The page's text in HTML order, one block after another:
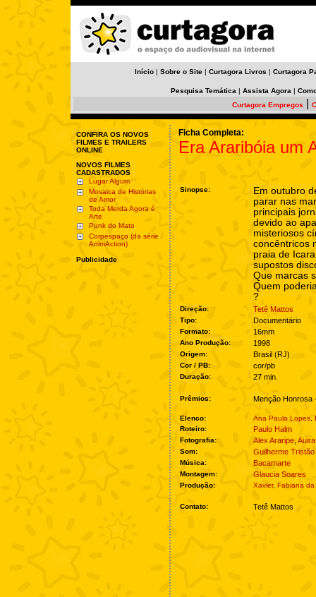
Início | Sobre o Site | Curtagora Livros | Curtagora
Pesquisa Temática | Assista Agora |
Curtagora Empregos
CONFIRA OS NOVOS
FILMES E TRAILERS
ONLINE
NOVOS FILMES
CADASTRADOS
Lugar Algum
Mosaica de Histórias
de Amor
Toda Merda Agora é
Arte
Punk do Mato
Corpespaço (da série
AnimAction)
Publicidade
Ficha Completa:
Era Araribóia um
Sinopse:
Em outubro
parar nas
principais
devido ao
misteriosos
concêntricos
praia de
supostos
Que marcas
Quem
?
Direção: Tetê Mattos
Tipo: Documentário
Formato: 16mm
Ano Produção: 1998
Origem: Brasil (RJ)
Cor / PB: cor/pb
Duração: 27 min.
Prêmios: Menção Honrosa
Elenco: Ana Paula Lopes
Roteiro:
Paulo Halm
Fotografia: Alex Araripe
Som: Guilherme Tristão
Música: Bacamarte
Montagem: Glaucia Soares
Produção: Xavier, Fabiana da
Contato: Tetê Mattos